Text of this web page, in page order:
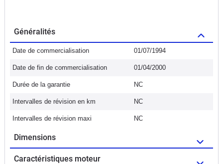
Généralités
Date de commercialisation 01/07/1994
Date de fin de commercialisation 01/04/2000
Durée de la garantie NC
Intervalles de révision en km NC
Intervalles de révision maxi NC
Dimensions
Caractéristiques moteur